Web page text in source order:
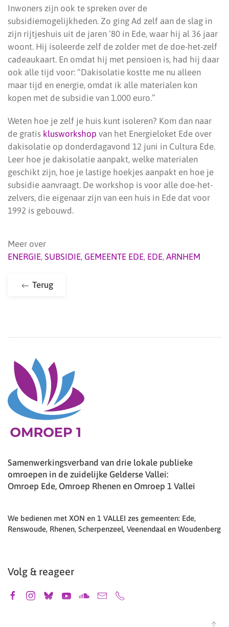
Inwoners zijn ook te spreken over de
subsidiemogelijkheden. Zo ging Ad zelf aan de slag in
zijn rijtjeshuis uit de jaren ‘80 in Ede, waar hij al 36 jaar
woont. Hij isoleerde zelf de zolder met de doe-het-zelf
cadeaukaart. En omdat hij met pensioen is, had hij daar
ook alle tijd voor: “Dakisolatie kostte me nu alleen
maar tijd en energie, omdat ik alle materialen kon
kopen met de subsidie van 1.000 euro.”
Weten hoe je zelf je huis kunt isoleren? Kom dan naar
de gratis klusworkshop van het Energieloket Ede over
dakisolatie op donderdagavond 12 juni in Cultura Ede.
Leer hoe je dakisolatie aanpakt, welke materialen
geschikt zijn, hoe je lastige hoekjes aanpakt en hoe je
subsidie aanvraagt. De workshop is voor alle doe-het-
zelvers, die eigenaar zijn van een huis in Ede dat voor
1992 is gebouwd.
Meer over
ENERGIE, SUBSIDIE, GEMEENTE EDE, EDE, ARNHEM
Terug
Samenwerkingsverband van drie lokale publieke
omroepen in de zuidelijke Gelderse Vallei:
Omroep Ede, Omroep Rhenen en Omroep 1 Vallei
We bedienen met XON en 1 VALLEI zes gemeenten: Ede,
Renswoude, Rhenen, Scherpenzeel, Veenendaal en Woudenberg
Volg & reageer